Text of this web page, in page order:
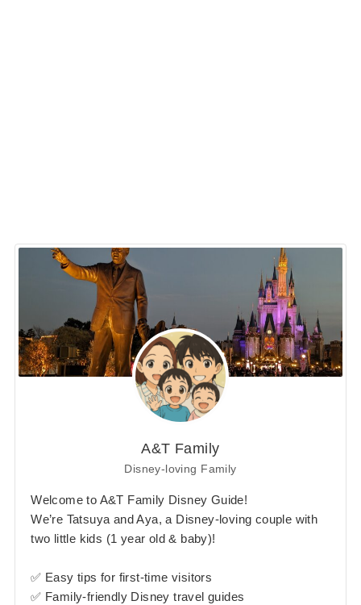
A&T Family
Disney-loving Family
Welcome to A&T Family Disney Guide!
We’re Tatsuya and Aya, a Disney-loving couple with
two little kids (1 year old & baby)!
✅ Easy tips for first-time visitors
✅ Family-friendly Disney travel guides